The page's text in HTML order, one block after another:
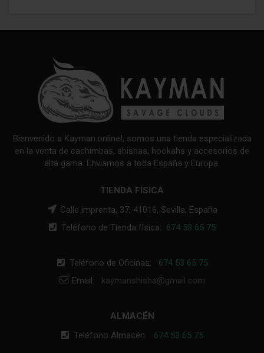
Bienvenido a Kayman.online!, somos una tienda especializada
en la venta de cachimbas, shishas, hookahs y accesorios de
alta gama. Enviamos a toda España y Europa.
TIENDA FÍSICA
Calle imprenta, 37, 41016, Sevilla, España
Teléfono de Tienda física: 674 53 65 75
Teléfono de Oficinas: 674 53 65 75
Email: kaymanshisha@gmail.com
ALMACÉN
Teléfono Almacén: 674 53 65 75